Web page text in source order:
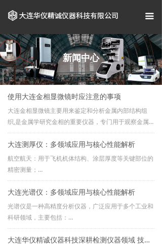
끀
首页
关于我们
企业资质
产品中心
案例展示
新闻资讯
联系我们
新闻中心
使用大连金相显微镜时应注意的事项
大连金相显微镜主要用来鉴定和分析金属内部结构组
织,是金属学研究金相的重要仪器，专门用于观察金属
和矿物等不透明物体组织的显微镜。它不仅可以鉴别和
分析各种金属、合金材料、非金属材质的组织结构及集
成电路、线材、纤维、表面喷涂等的一些表面状况，金
相显微镜还可以广泛用于电子、化工和仪器仪表汗液观
电子芯片、印刷电路板、液晶板、薄膜、粉末、碳粉、
明光束从物镜方向射到被观察物表面返回物镜成像。金
相显微镜的放大倍数一般在50-500x，部分要求可以达
大连测厚仪：多领域应用与核心性能解析
航空航天：用于飞机机体结构、涂层厚度等关键部位的
精密测量；
船舶制造：可检测船体钢板、焊缝、涂层和腐蚀区域的
厚度变化；
石油化工：适用于管道、储罐等设备的壁厚监控与腐蚀
评估；
大连光谱仪：多领域应用与核心性能解析
光谱仪是一种高精度分析仪器，广泛应用于多个工业和
科研领域，主要包括：
航空航天：用于金属材料成分分析、表面氧化层检测
等；
大连华仪精诚仪器科技深耕检测仪器领域 技术创新驱动产业升级